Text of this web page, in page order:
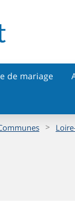
de mariage
>